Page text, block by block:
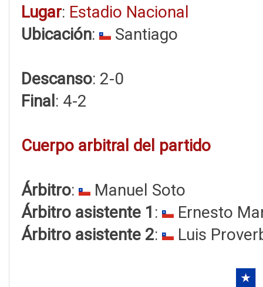
Lugar: Estadio Nacional
Ubicación: Santiago
Descanso: 2-0
Final : 4-2
Cuerpo arbitral del partido
Árbitro:
Manuel Soto
Árbitro asistente 1 :
Ernesto
Árbitro asistente 2: Luis